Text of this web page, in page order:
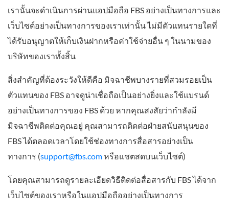
เรานั้นจะดำเนินการผ่านแอปมือถือ FBS อย่างเป็นทางการและ
เว็บไซต์อย่างเป็นทางการของเราเท่านั้น ไม่มีตัวแทนรายใดที่
ได้รับอนุญาตให้เก็บเงินฝากหรือค่าใช้จ่ายอื่น ๆ ในนามของ
บริษัทของเราทั้งสิ้น
สิ่งสำคัญที่ต้องระวังให้ดีคือ มิจฉาชีพบางรายที่สวมรอยเป็น
ตัวแทนของ FBS อาจดูน่าเชื่อถือเป็นอย่างยิ่งและใช้แบรนด์
อย่างเป็นทางการของ FBS ด้วย หากคุณสงสัยว่ากำลังมี
มิจฉาชีพติดต่อคุณอยู่ คุณสามารถติดต่อฝ่ายสนับสนุนของ
FBS ได้ตลอดเวลาโดยใช้ช่องทางการสื่อสารอย่างเป็น
ทางการ (support@fbs.comหรือแชตสดบนเว็บไซต์)
โดยคุณสามารถดูรายละเอียดวิธีติดต่อสื่อสารกับ FBS ได้จาก
เว็บไซต์ของเราหรือในแอปมือถืออย่างเป็นทางการ